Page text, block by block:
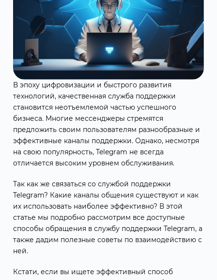
В эпоху цифровизации и быстрого развития
технологий, качественная служба поддержки
становится неотъемлемой частью успешного
бизнеса. Многие мессенджеры стремятся
предложить своим пользователям разнообразные и
эффективные каналы поддержки. Однако, несмотря
на свою популярность, Telegram не всегда
отличается высоким уровнем обслуживания.
Так как же связаться со службой поддержки
Telegram? Какие каналы общения существуют и как
их использовать наиболее эффективно? В этой
статье мы подробно рассмотрим все доступные
способы обращения в службу поддержки Telegram, а
также дадим полезные советы по взаимодействию с
ней.
Кстати, если вы ищете эффективный способ